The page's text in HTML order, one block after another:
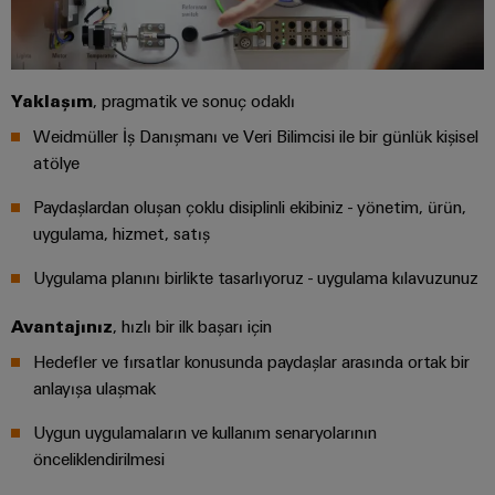
zorluklarına
yönelik
çözümler
Makineler
ve
çeşitli
sektörleri
için
çözümler
ve
Gaz
Proses
için
entegre
Kontrolörü
Cihaz
Üreticileri
konnektörler
ve
PCB
Konnektör
Hizmetleri
Orijinal
Dağıtıcılar
Otomasyon
ve
Kumandalar
I/O
Sistemleri
Endüstriyel
Ethernet
Dokunmatik
paneller
Yaklaşım, pragmatik ve sonuç odaklı
Weidmüller İş Danışmanı ve Veri Bilimcisi ile bir günlük kişisel
atölye
Paydaşlardan oluşan çoklu disiplinli ekibiniz - yönetim, ürün,
uygulama, hizmet, satış
Uygulama planını birlikte tasarlıyoruz - uygulama kılavuzunuz
Avantajınız, hızlı bir ilk başarı için
Hedefler ve fırsatlar konusunda paydaşlar arasında ortak bir
anlayışa ulaşmak
Uygun uygulamaların ve kullanım senaryolarının
önceliklendirilmesi